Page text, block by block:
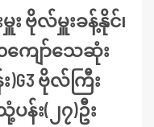
ဗိုလ်မှူးခန့်နိုင်၊
ကျော်သေဆုံး
ဗိုလ်ကြီး
န်း(၂၇)ဦး